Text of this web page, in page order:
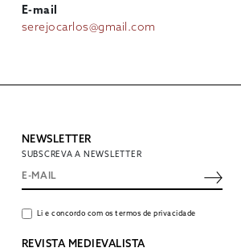
E-mail
serejocarlos@gmail.com
NEWSLETTER
SUBSCREVA A NEWSLETTER
Li e concordo com os termos de privacidade
REVISTA MEDIEVALISTA